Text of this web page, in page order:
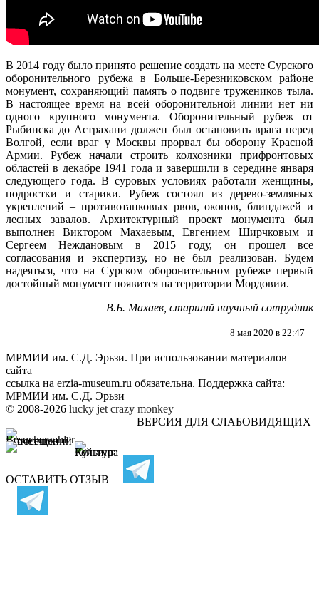
В 2014 году было принято решение создать на месте Сурского
оборонительного рубежа в Больше-Березниковском районе
монумент, сохраняющий память о подвиге тружеников тыла.
В настоящее время на всей оборонительной линии нет ни
одного крупного монумента. Оборонительный рубеж от
Рыбинска до Астрахани должен был остановить врага перед
Волгой, если враг у Москвы прорвал бы оборону Красной
Армии. Рубеж начали строить колхозники прифронтовых
областей в декабре 1941 года и завершили в середине января
следующего года. В суровых условиях работали женщины,
подростки и старики. Рубеж состоял из дерево-земляных
укреплений – противотанковых рвов, окопов, блиндажей и
лесных завалов. Архитектурный проект монумента был
выполнен Виктором Махаевым, Евгением Ширчковым и
Сергеем Неждановым в 2015 году, он прошел все
согласования и экспертизу, но не был реализован. Будем
надеяться, что на Сурском оборонительном рубеже первый
достойный монумент появится на территории Мордовии.
В.Б. Махаев, старший научный сотрудник
8 мая 2020 в 22:47
МРМИИ им. С.Д. Эрьзи. При использовании материалов
сайта
ссылка на erzia-museum.ru обязательна. Поддержка сайта:
МРМИИ им. С.Д. Эрьзи
© 2008-2026 lucky jet crazy monkey
ВЕРСИЯ ДЛЯ СЛАБОВИДЯЩИХ
ОСТАВИТЬ ОТЗЫВ